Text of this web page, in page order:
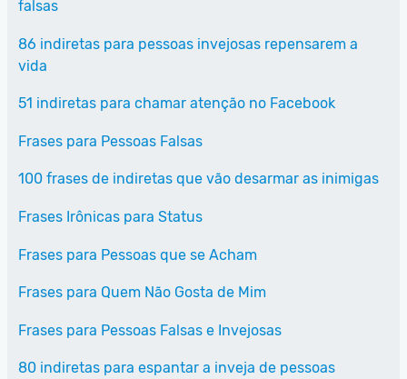
falsas
86 indiretas para pessoas invejosas repensarem a
vida
51 indiretas para chamar atenção no Facebook
Frases para Pessoas Falsas
100 frases de indiretas que vão desarmar as inimigas
Frases Irônicas para Status
Frases para Pessoas que se Acham
Frases para Quem Não Gosta de Mim
Frases para Pessoas Falsas e Invejosas
80 indiretas para espantar a inveja de pessoas